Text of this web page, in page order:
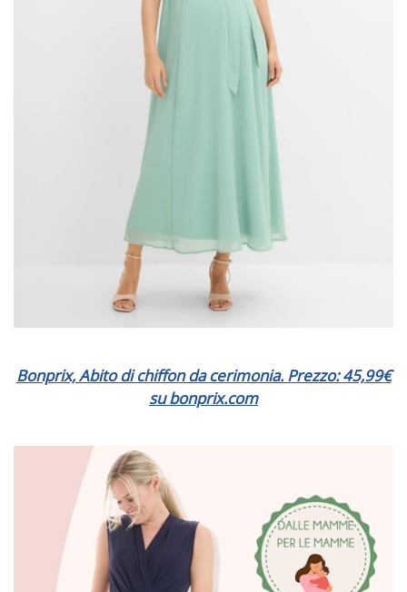
Bonprix, Abito di chiffon da cerimonia. Prezzo:45,99€
su bonprix.com